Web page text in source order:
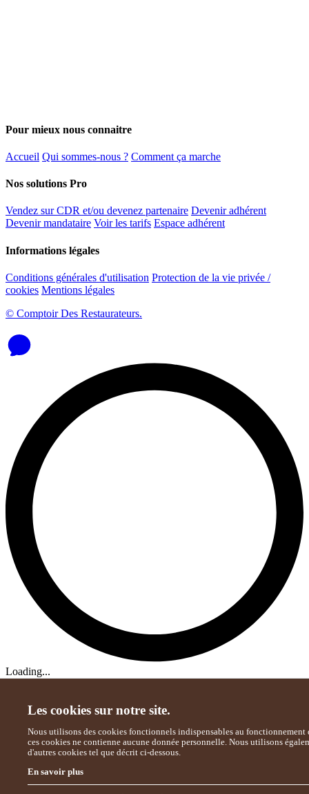
Les cookies sur notre site.
Nous utilisons des cookies fonctionnels indispensables au fonctionnement
ces cookies ne contienne aucune donnée personnelle. Nous utilisons
d'autres cookies tel que décrit ci-dessous.
En savoir plus
Pour mieux nous connaitre
Accueil Qui sommes-nous ? Comment ça marche
Nos solutions Pro
Vendez sur CDR et/ou devenez partenaire Devenir adhérent
Devenir mandataire Voir les tarifs Espace adhérent
Informations légales
Conditions générales d'utilisation Protection de la vie privée /
cookies Mentions légales
© Comptoir Des Restaurateurs.
Loading...